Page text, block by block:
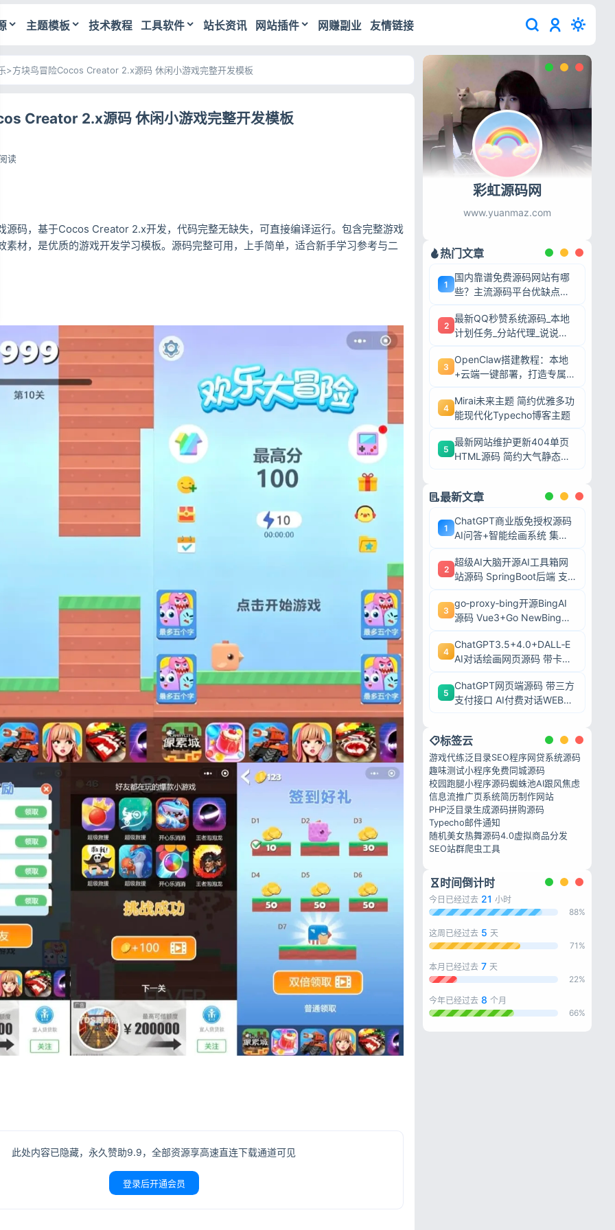
主题模板 技术教程 工具软件 站长资讯 网站插件 网赚副业 友情链接
>方块鸟冒险Cocos Creator 2.x源码 休闲小游戏完整开发模板
Creator 2.x源码 休闲小游戏完整开发模板
读
源码，基于Cocos Creator 2.x开发，代码完整无缺失，可直接编译运行。包含完整游戏
素材，是优质的游戏开发学习模板。源码完整可用，上手简单，适合新手学习参考与二
此处内容已隐藏，永久赞助9.9，全部资源享高速直连下载通道可见
登录后开通会员
彩虹源码网
www.yuanmaz.com
热门文章
1
国内靠谱免费源码网站有哪
些？主流源码平台优缺点深
2
最新QQ秒赞系统源码_本地
计划任务_分站代理_说说赞
3
OpenClaw搭建教程：本地
+云端一键部署，打造专属AI
4
Mirai未来主题 简约优雅多功
能现代化Typecho博客主题
5
最新网站维护更新404单页
HTML源码 简约大气静态模
最新文章
1
ChatGPT商业版免授权源码
AI问答+智能绘画系统 集成
2
超级AI大脑开源AI工具箱网
站源码 SpringBoot后端 支
3
go‑proxy‑bing开源BingAI
源码 Vue3+Go NewBing网
4
ChatGPT3.5+4.0+DALL‑E
AI对话绘画网页源码 带卡密
5
ChatGPT网页端源码 带三方
支付接口 AI付费对话WEB系
标签云
游戏代练泛目录SEO程序网贷系统源码
趣味测试小程序免费同城源码
校园跑腿小程序源码蜘蛛池AI跟风焦虑
信息流推广页系统简历制作网站
PHP泛目录生成源码拼购源码
Typecho邮件通知
随机美女热舞源码4.0虚拟商品分发
SEO站群爬虫工具
时间倒计时
今日已经过去 21 小时
88%
这周已经过去 5 天
71%
本月已经过去 7 天
22%
今年已经过去 8 个月
66%
记住登录